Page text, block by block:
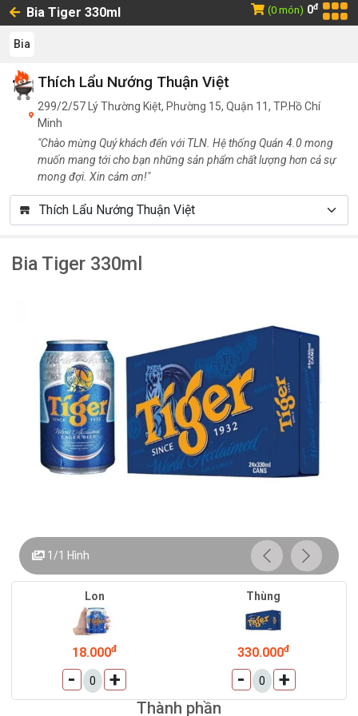
Bia Tiger 330ml (0 món) 0đ
Bia
Thích Lẩu Nướng Thuận Việt
299/2/57 Lý Thường Kiệt, Phường 15, Quận 11, TP.Hồ Chí
Minh
"Chào mừng Quý khách đến với TLN. Hệ thống Quán 4.0 mong
muốn mang tới cho bạn những sản phẩm chất lượng hơn cả sự
mong đợi. Xin cảm ơn!"
Bia Tiger 330ml
1/1 Hình
Lon
18.000đ
- +
Thùng
330.000đ
- +
Thành phần